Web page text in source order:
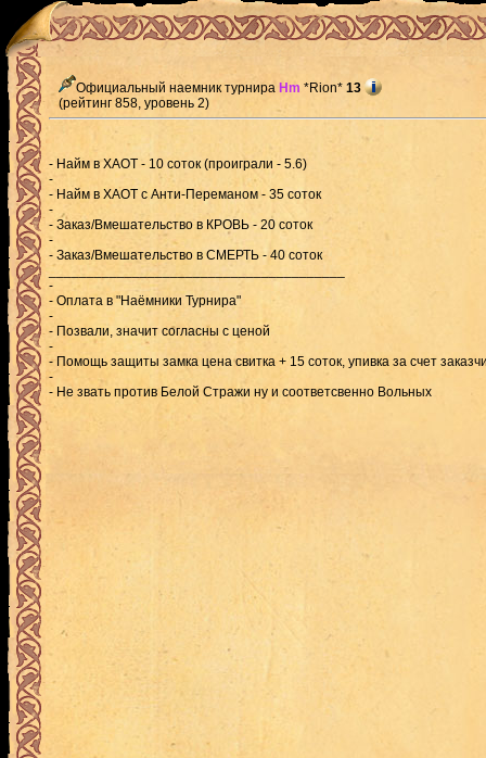
Официальный наемник турнира Hm *Rion* 13
(рейтинг 858, уровень 2)
- Найм в ХАОТ - 10 соток (проиграли - 5.6)
-
- Найм в ХАОТ с Анти-Переманом - 35 соток
-
- Заказ/Вмешательство в КРОВЬ - 20 соток
-
- Заказ/Вмешательство в СМЕРТЬ - 40 соток
_______________________________________
-
- Оплата в "Наёмники Турнира"
-
- Позвали, значит согласны с ценой
-
- Помощь защиты замка цена свитка + 15 соток, упивка за счет
-
- Не звать против Белой Стражи ну и соответсвенно Вольных